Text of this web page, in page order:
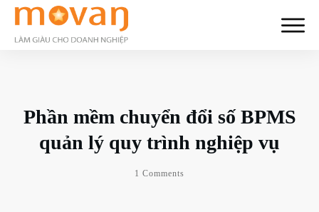
Phần mềm chuyển đổi số BPMS
quản lý quy trình nghiệp vụ
1 Comments